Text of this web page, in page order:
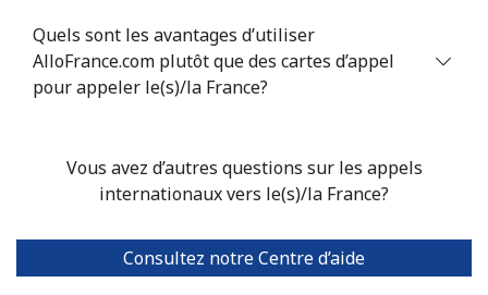
Quels sont les avantages d’utiliser
AlloFrance.com plutôt que des cartes d’appel
pour appeler le(s)/la France?
Vous avez d’autres questions sur les appels
internationaux vers le(s)/la France?
Consultez notre Centre d’aide